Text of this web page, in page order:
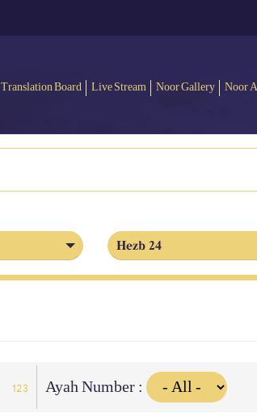
Translation Board Live Stream Noor Gallery Noor
Hezb 24
123 Ayah Number :